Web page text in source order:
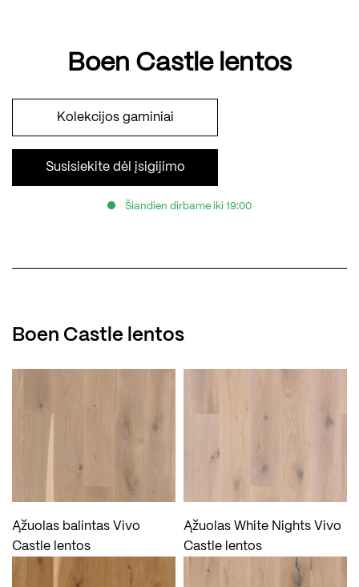
Boen Castle lentos
Kolekcijos gaminiai
Susisiekite dėl įsigijimo
Šiandien dirbame iki 19:00
Boen Castle lentos
Ąžuolas balintas Vivo
Castle lentos
Ąžuolas White Nights Vivo
Castle lentos